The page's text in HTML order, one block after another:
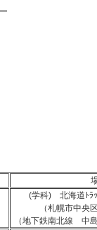
(学科) 北海道ﾄﾗ
（札幌市中央
（地下鉄南北線 中